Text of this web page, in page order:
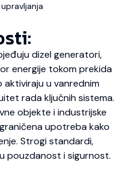
dizel generatori,
energije tokom prekida
aktiviraju u vanrednim
rada ključnih sistema.
objekte i industrijske
upotreba kako
Strogi standardi,
pouzdanost i sigurnost.